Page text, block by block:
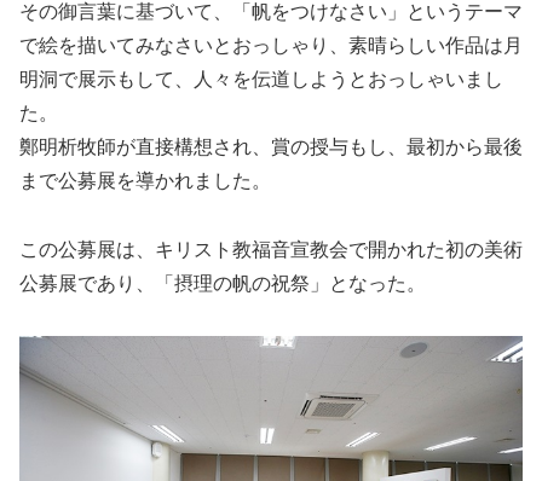
その御言葉に基づいて、「帆をつけなさい」というテーマ
で絵を描いてみなさいとおっしゃり、素晴らしい作品は月
明洞で展示もして、人々を伝道しようとおっしゃいまし
た。
鄭明析牧師が直接構想され、賞の授与もし、最初から最後
まで公募展を導かれました。
この公募展は、キリスト教福音宣教会で開かれた初の美術
公募展であり、「摂理の帆の祝祭」となった。